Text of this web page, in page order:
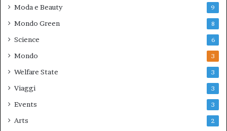
Moda e Beauty 9
Mondo Green 8
Science 6
Mondo 3
Welfare State 3
Viaggi 3
Events 3
Arts 2